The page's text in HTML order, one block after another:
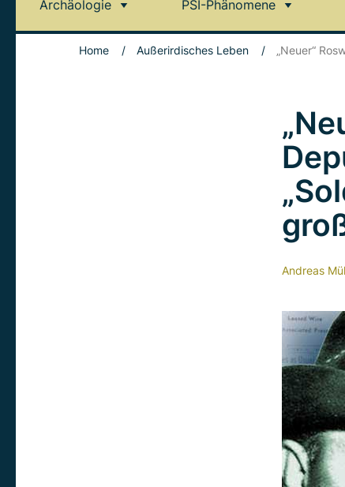
Archäologie PSI-Phänomene
Home / Außerirdisches Leben / „Neuer“
Andreas